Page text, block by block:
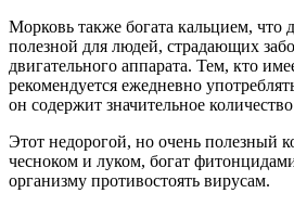
Морковь также богата кальцием, что
полезной для людей, страдающих
двигательного аппарата. Тем, кто
рекомендуется ежедневно
он содержит значительное
Этот недорогой, но очень полезный
чесноком и луком, богат
организму противостоять вирусам.